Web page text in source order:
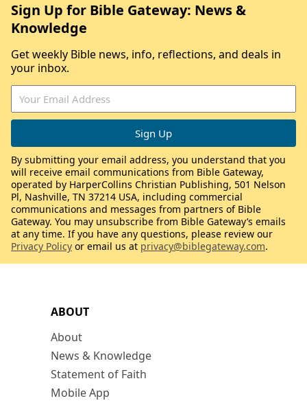
ABOUT
About
News & Knowledge
Statement of Faith
Mobile App
Sign Up for Bible Gateway: News &
Knowledge
Get weekly Bible news, info, reflections, and deals in
your inbox.
By submitting your email address, you understand that you
will receive email communications from Bible Gateway,
operated by HarperCollins Christian Publishing, 501 Nelson
Pl, Nashville, TN 37214 USA, including commercial
communications and messages from partners of Bible
Gateway. You may unsubscribe from Bible Gateway’s emails
at any time. If you have any questions, please review our
Privacy Policy or email us at privacy@biblegateway.com.